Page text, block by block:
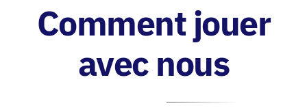
Comment jouer
avec nous